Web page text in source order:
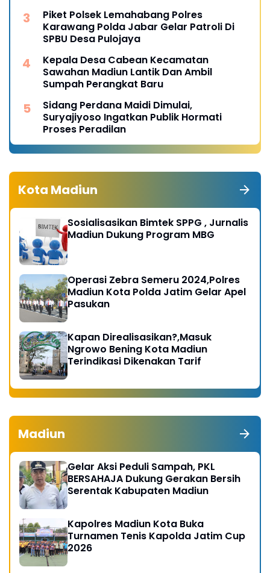
Piket Polsek Lemahabang Polres
Karawang Polda Jabar Gelar Patroli Di
SPBU Desa Pulojaya
Kepala Desa Cabean Kecamatan
Sawahan Madiun Lantik Dan Ambil
Sumpah Perangkat Baru
Sidang Perdana Maidi Dimulai,
Suryajiyoso Ingatkan Publik Hormati
Proses Peradilan
Kota Madiun
Sosialisasikan Bimtek SPPG , Jurnalis
Madiun Dukung Program MBG
Operasi Zebra Semeru 2024,Polres
Madiun Kota Polda Jatim Gelar Apel
Pasukan
Kapan Direalisasikan?,Masuk
Ngrowo Bening Kota Madiun
Terindikasi Dikenakan Tarif
Madiun
Gelar Aksi Peduli Sampah, PKL
BERSAHAJA Dukung Gerakan Bersih
Serentak Kabupaten Madiun
Kapolres Madiun Kota Buka
Turnamen Tenis Kapolda Jatim Cup
2026